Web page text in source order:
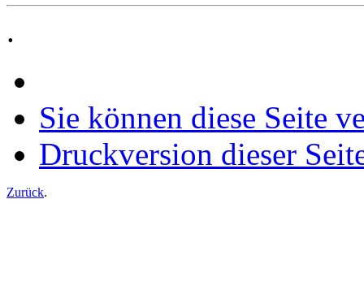
.
Sie können diese Seite
Druckversion dieser
Zurück.